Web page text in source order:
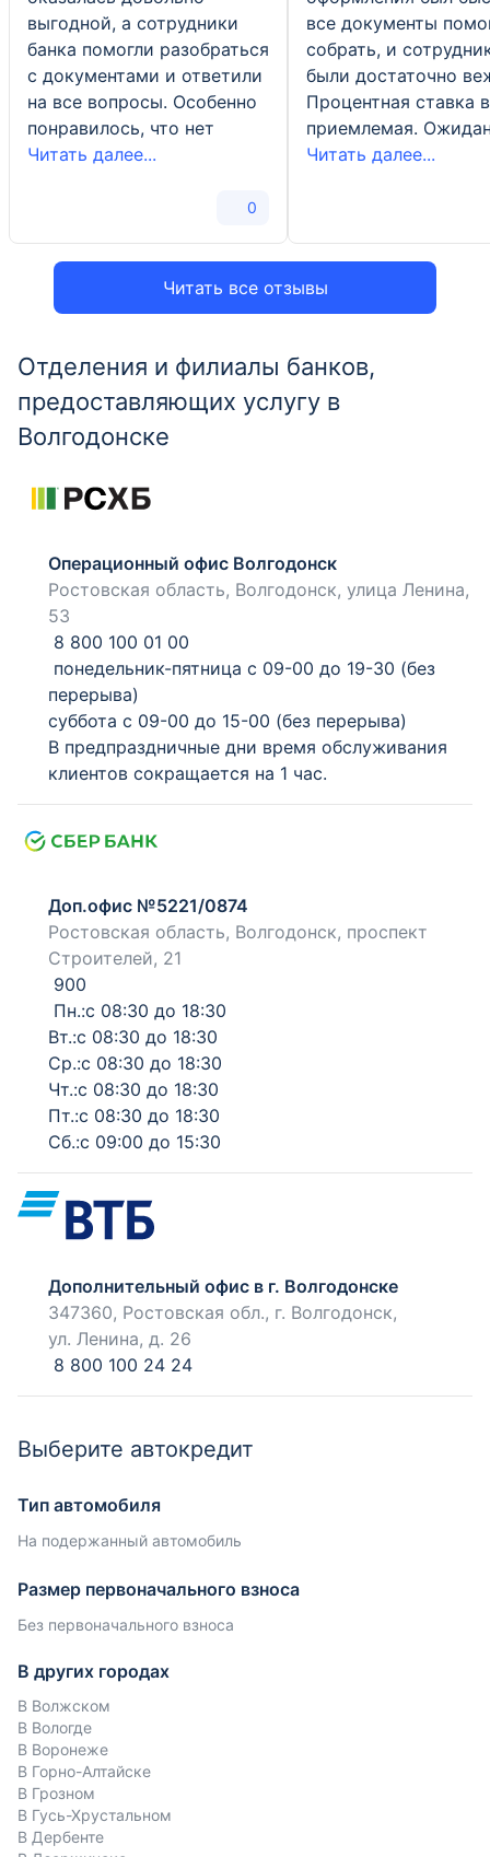
Читать все отзывы
выгодной, а сотрудники
банка помогли разобраться
с документами и ответили
на все вопросы. Особенно
понравилось, что нет
Читать далее...
0
все документы
собрать, и
были достаточно
Процентная ставка
приемлемая.
Читать далее...
Отделения и филиалы банков,
предоставляющих услугу в
Волгодонске
Операционный офис Волгодонск
Ростовская область, Волгодонск, улица Ленина,
53
8 800 100 01 00
понедельник-пятница с 09-00 до 19-30 (без
перерыва)
суббота с 09-00 до 15-00 (без перерыва)
В предпраздничные дни время обслуживания
клиентов сокращается на 1 час.
Доп.офис №5221/0874
Ростовская область, Волгодонск, проспект
Строителей, 21
900
Пн.:с 08:30 до 18:30
Вт.:с 08:30 до 18:30
Ср.:с 08:30 до 18:30
Чт.:с 08:30 до 18:30
Пт.:с 08:30 до 18:30
Сб.:с 09:00 до 15:30
Дополнительный офис в г. Волгодонске
347360, Ростовская обл., г. Волгодонск,
ул. Ленина, д. 26
8 800 100 24 24
Выберите автокредит
Тип автомобиля
На подержанный автомобиль
Размер первоначального взноса
Без первоначального взноса
В других городах
В Волжском
В Вологде
В Воронеже
В Горно-Алтайске
В Грозном
В Гусь-Хрустальном
В Дербенте